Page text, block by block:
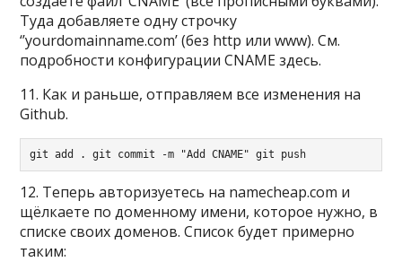
Туда добавляете одну строчку
‘’yourdomainname.com’ (без http или www). См.
подробности конфигурации CNAME здесь.
11. Как и раньше, отправляем все изменения на
Github.
git add . git commit -m "Add CNAME" git push
12. Теперь авторизуетесь на namecheap.com и
щёлкаете по доменному имени, которое нужно, в
списке своих доменов. Список будет примерно
таким: